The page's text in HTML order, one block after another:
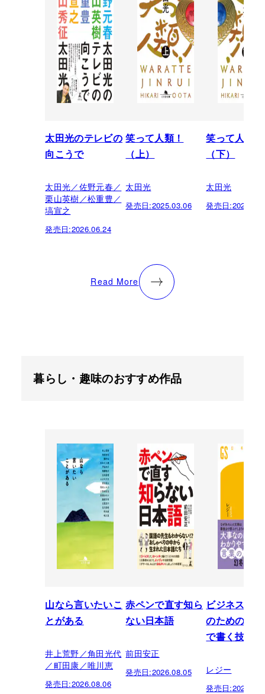
太田光のテレビの
向こうで
太田光／佐野元春／
栗山英樹／松重豊／
塙宣之
発売日:2026.06.24
笑って人類！
（上）
太田光
発売日:2025.03.06
笑って人類！
（下）
太田光
発売日:
Read More
暮らし・趣味のおすすめ作品
山なら言いたいこ
とがある
井上荒野／角田光代
／町田康／唯川恵
発売日:2026.08.06
赤ペンで直す知ら
ない日本語
前田安正
発売日:2026.08.05
ビジネスパ
のための「
で書く技術
レジー
発売日: